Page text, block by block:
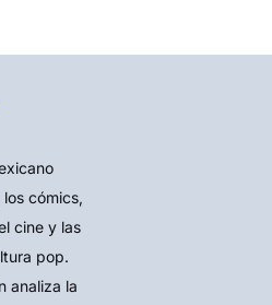
cómics,
cine y las
pop.
analiza la